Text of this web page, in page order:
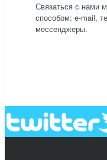
Связаться с нами
способом: e-mail,
мессенджеры.